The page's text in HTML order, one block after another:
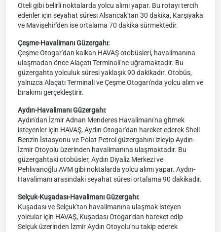
Oteli gibi belirli noktalarda yolcu alımı yapar. Bu rotayı tercih
edenler için seyahat süresi Alsancak'tan 30 dakika, Karşıyaka
ve Mavişehir'den ise ortalama 70 dakika sürmektedir.
Çeşme-Havalimanı Güzergahı:
Çeşme Otogar'dan kalkan HAVAŞ otobüsleri, havalimanına
ulaşmadan önce Alaçatı Terminali'ne uğramaktadır. Bu
güzergahta yolculuk süresi yaklaşık 90 dakikadır. Otobüs,
yalnızca Alaçatı Terminali ve Çeşme Otogarı'nda yolcu alım ve
bırakımı gerçekleştirir.
Aydın-Havalimanı Güzergahı:
Aydın'dan İzmir Adnan Menderes Havalimanı'na gitmek
isteyenler için HAVAŞ, Aydın Otogar'dan hareket ederek Shell
Benzin İstasyonu ve Polat Petrol güzergahını izleyip Aydın-
İzmir Otoyolu üzerinden havalimanına ulaşmaktadır. Bu
güzergahtaki otobüsler, Aydın Diyaliz Merkezi ve
Pehlivanoğlu AVM gibi noktalarda yolcu alımı yapar. Aydın-
Havalimanı arasındaki seyahat süresi ortalama 90 dakikadır.
Selçuk-Kuşadası-Havalimanı Güzergahı:
Kuşadası ve Selçuk'tan havalimanına ulaşmak isteyen
yolcular için HAVAŞ, Kuşadası Otogar'dan hareket edip
Selçuk üzerinden İzmir Aydın Otoyolu'nu takip ederek